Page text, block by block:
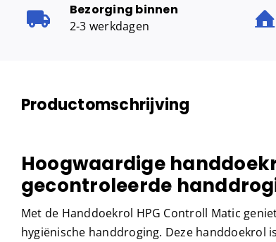
Bezorging binnen
2-3 werkdagen
Productomschrijving
Hoogwaardige
gecontroleerde
Met de Handdoekrol HPG Controll Matic
hygiënische handdroging. Deze handdoekrol